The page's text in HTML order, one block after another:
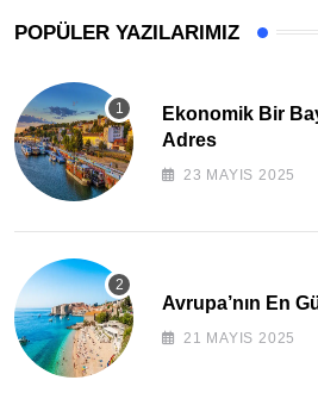
POPÜLER YAZILARIMIZ
Ekonomik Bir
Adres
23 MAYIS 2025
Avrupa’nın En
21 MAYIS 2025